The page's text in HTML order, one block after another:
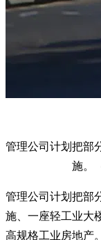
管理公司计划把部
施。
管理公司计划把部
施、一座轻工业大
高规格工业房地产